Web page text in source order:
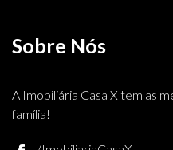
Sobre Nós
A Imobiliária Casa X tem as
família!